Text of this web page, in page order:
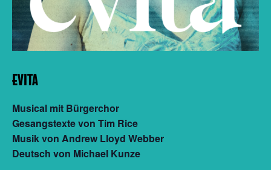
EVITA
Musical mit Bürgerchor
Gesangstexte von Tim Rice
Musik von Andrew Lloyd Webber
Deutsch von Michael Kunze